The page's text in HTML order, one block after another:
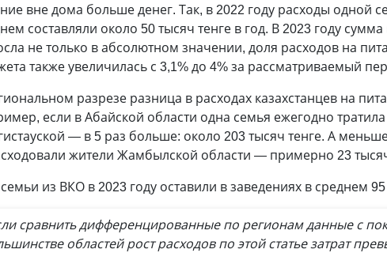
вне дома больше денег. Так, в 2022 году расходы одной
составляли около 50 тысяч тенге в год. В 2023 году
не только в абсолютном значении, доля расходов на
также увеличилась с 3,1% до 4% за рассматриваемый
разрезе разница в расходах казахстанцев на
если в Абайской области одна семья ежегодно
— в 5 раз больше: около 203 тысяч тенге. А
жители Жамбылской области — примерно 23
из ВКО в 2023 году оставили в заведениях в среднем 95
сравнить дифференцированные по регионам данные с
областей рост расходов по этой статье затрат